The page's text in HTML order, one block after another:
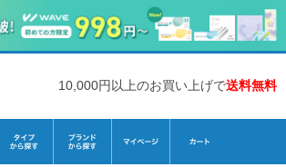
10,000円以上のお買い上げで送料無料